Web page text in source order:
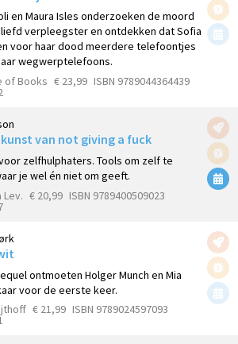
en Maura Isles onderzoeken de moord
verpleegster en ontdekken dat Sofia
voor haar dood meerdere telefoontjes
wegwerptelefoons.
of Books € 23,99 ISBN 9789044364439
kunst van not giving a fuck
zelfhulphaters. Tools om zelf te
je wel én niet om geeft.
Lev. € 20,99 ISBN 9789400509023
ontmoeten Holger Munch en Mia
voor de eerste keer.
€ 21,99 ISBN 9789024597093